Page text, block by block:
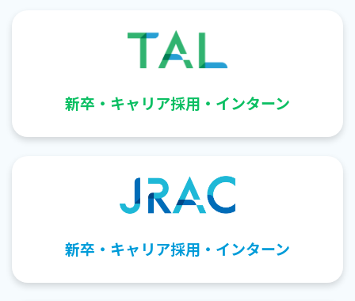
新卒・キャリア採用・インターン
新卒・キャリア採用・インターン